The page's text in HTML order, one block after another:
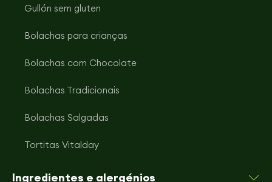
Gullón sem gluten
Bolachas para crianças
Bolachas com Chocolate
Bolachas Tradicionais
Bolachas Salgadas
Tortitas Vitalday
Ingredientes e alergénios